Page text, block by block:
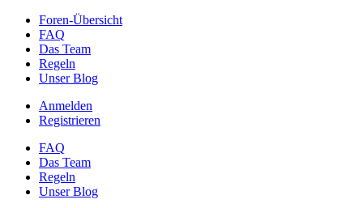
Foren-Übersicht
FAQ
Das Team
Regeln
Unser Blog
Anmelden
Registrieren
FAQ
Das Team
Regeln
Unser Blog